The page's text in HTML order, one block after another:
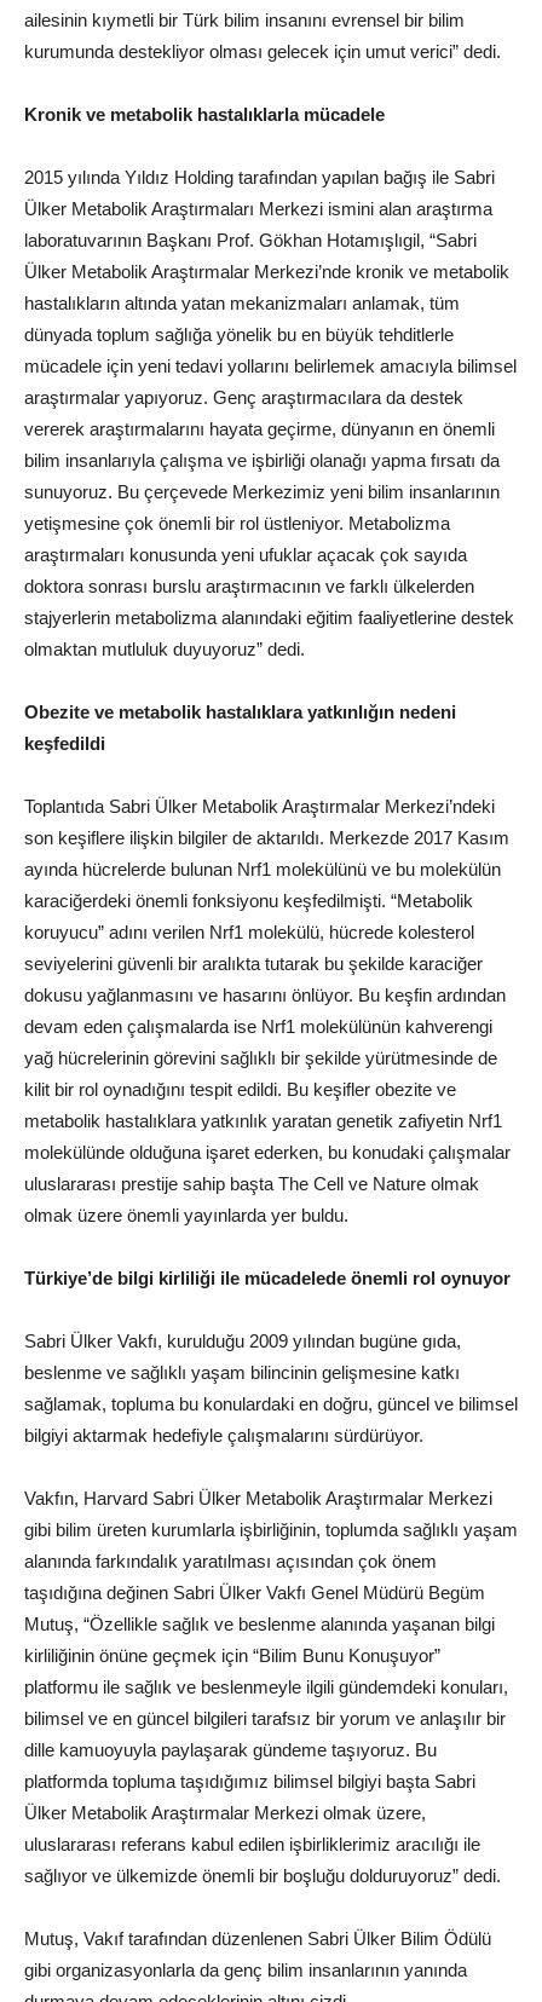
ailesinin kıymetli bir Türk bilim insanını evrensel bir bilim
kurumunda destekliyor olması gelecek için umut verici” dedi.
Kronik ve metabolik hastalıklarla mücadele
2015 yılında Yıldız Holding tarafından yapılan bağış ile Sabri
Ülker Metabolik Araştırmaları Merkezi ismini alan araştırma
laboratuvarının Başkanı Prof. Gökhan Hotamışlıgil, “Sabri
Ülker Metabolik Araştırmalar Merkezi’nde kronik ve metabolik
hastalıkların altında yatan mekanizmaları anlamak, tüm
dünyada toplum sağlığa yönelik bu en büyük tehditlerle
mücadele için yeni tedavi yollarını belirlemek amacıyla bilimsel
araştırmalar yapıyoruz. Genç araştırmacılara da destek
vererek araştırmalarını hayata geçirme, dünyanın en önemli
bilim insanlarıyla çalışma ve işbirliği olanağı yapma fırsatı da
sunuyoruz. Bu çerçevede Merkezimiz yeni bilim insanlarının
yetişmesine çok önemli bir rol üstleniyor. Metabolizma
araştırmaları konusunda yeni ufuklar açacak çok sayıda
doktora sonrası burslu araştırmacının ve farklı ülkelerden
stajyerlerin metabolizma alanındaki eğitim faaliyetlerine destek
olmaktan mutluluk duyuyoruz” dedi.
Obezite ve metabolik hastalıklara yatkınlığın nedeni
keşfedildi
Toplantıda Sabri Ülker Metabolik Araştırmalar Merkezi’ndeki
son keşiflere ilişkin bilgiler de aktarıldı. Merkezde 2017 Kasım
ayında hücrelerde bulunan Nrf1 molekülünü ve bu molekülün
karaciğerdeki önemli fonksiyonu keşfedilmişti. “Metabolik
koruyucu” adını verilen Nrf1 molekülü, hücrede kolesterol
seviyelerini güvenli bir aralıkta tutarak bu şekilde karaciğer
dokusu yağlanmasını ve hasarını önlüyor. Bu keşfin ardından
devam eden çalışmalarda ise Nrf1 molekülünün kahverengi
yağ hücrelerinin görevini sağlıklı bir şekilde yürütmesinde de
kilit bir rol oynadığını tespit edildi. Bu keşifler obezite ve
metabolik hastalıklara yatkınlık yaratan genetik zafiyetin Nrf1
molekülünde olduğuna işaret ederken, bu konudaki çalışmalar
uluslararası prestije sahip başta The Cell ve Nature olmak
olmak üzere önemli yayınlarda yer buldu.
Türkiye’de bilgi kirliliği ile mücadelede önemli rol oynuyor
Sabri Ülker Vakfı, kurulduğu 2009 yılından bugüne gıda,
beslenme ve sağlıklı yaşam bilincinin gelişmesine katkı
sağlamak, topluma bu konulardaki en doğru, güncel ve bilimsel
bilgiyi aktarmak hedefiyle çalışmalarını sürdürüyor.
Vakfın, Harvard Sabri Ülker Metabolik Araştırmalar Merkezi
gibi bilim üreten kurumlarla işbirliğinin, toplumda sağlıklı yaşam
alanında farkındalık yaratılması açısından çok önem
taşıdığına değinen Sabri Ülker Vakfı Genel Müdürü Begüm
Mutuş, “Özellikle sağlık ve beslenme alanında yaşanan bilgi
kirliliğinin önüne geçmek için “Bilim Bunu Konuşuyor”
platformu ile sağlık ve beslenmeyle ilgili gündemdeki konuları,
bilimsel ve en güncel bilgileri tarafsız bir yorum ve anlaşılır bir
dille kamuoyuyla paylaşarak gündeme taşıyoruz. Bu
platformda topluma taşıdığımız bilimsel bilgiyi başta Sabri
Ülker Metabolik Araştırmalar Merkezi olmak üzere,
uluslararası referans kabul edilen işbirliklerimiz aracılığı ile
sağlıyor ve ülkemizde önemli bir boşluğu dolduruyoruz” dedi.
Mutuş, Vakıf tarafından düzenlenen Sabri Ülker Bilim Ödülü
gibi organizasyonlarla da genç bilim insanlarının yanında